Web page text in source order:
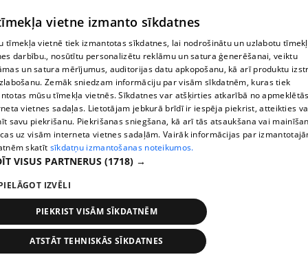
pirms 3 gadiem, 9 mēnešiem 00:24:50
Kambalu pāri laulās mācītājs no Austrālijas
vietne izmanto sīkdatnes
tīmekļa vietnē tiek izmantotas sīkdatnes, lai nodrošinātu un uzlabotu
darbību., nosūtītu personalizētu reklāmu un satura ģenerēšanai, veiktu
un satura mērījumus, auditorijas datu apkopošanu, kā arī produktu
Zemāk sniedzam informāciju par visām sīkdatnēm, kuras tiek
mūsu tīmekļa vietnēs. Sīkdatnes var atšķirties atkarībā no
vietnes sadaļas. Lietotājam jebkurā brīdī ir iespēja piekrist, atteikties
savu piekrišanu. Piekrišanas sniegšana, kā arī tās atsaukšana vai
uz visām interneta vietnes sadaļām. Vairāk informācijas par
skatīt sīkdatņu izmantošanas noteikumos.
VISUS PARTNERUS (1718) →
IZVĒLI
PIEKRIST VISĀM SĪKDATNĒM
ATSTĀT TEHNISKĀS SĪKDATNES